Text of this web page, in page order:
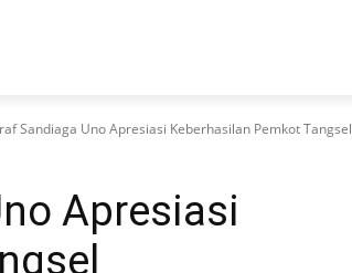
Sandiaga Uno Apresiasi Keberhasilan Pemkot Tangsel
Apresiasi